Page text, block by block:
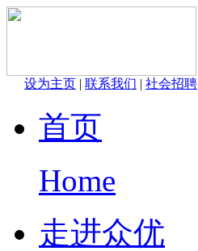
设为主页 | 联系我们 | 社会招聘
首页
Home
走进众优